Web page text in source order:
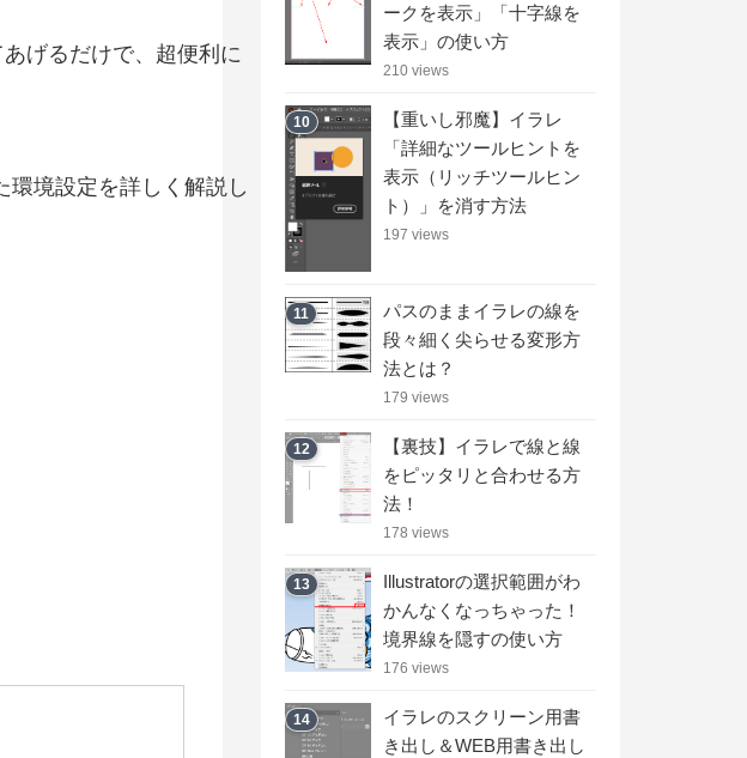
げるだけで、超便利に
境設定を詳しく解説し
ークを表示」「十字線を
表示」の使い方
210 views
10
【重いし邪魔】イラレ
「詳細なツールヒントを
表示（リッチツールヒン
ト）」を消す方法
197 views
11
パスのままイラレの線を
段々細く尖らせる変形方
法とは？
179 views
12
【裏技】イラレで線と線
をピッタリと合わせる方
法！
178 views
13
Illustratorの選択範囲がわ
かんなくなっちゃった！
境界線を隠すの使い方
176 views
14
イラレのスクリーン用書
き出し＆WEB用書き出し